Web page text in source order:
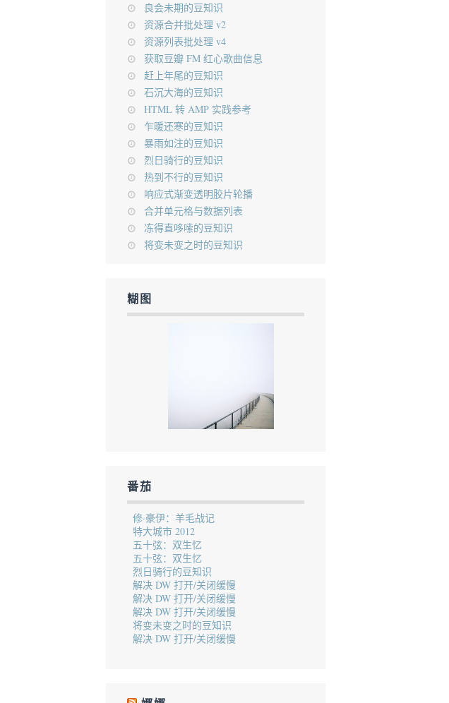
良会未期的豆知识
资源合并批处理 v2
资源列表批处理 v4
获取豆瓣 FM 红心歌曲信息
赶上年尾的豆知识
石沉大海的豆知识
HTML 转 AMP 实践参考
乍暖还寒的豆知识
暴雨如注的豆知识
烈日骑行的豆知识
热到不行的豆知识
响应式渐变透明胶片轮播
合并单元格与数据列表
冻得直哆嗦的豆知识
将变未变之时的豆知识
糊图
番茄
修·豪伊：羊毛战记
特大城市 2012
五十弦：双生忆
五十弦：双生忆
烈日骑行的豆知识
解决 DW 打开/关闭缓慢
解决 DW 打开/关闭缓慢
解决 DW 打开/关闭缓慢
将变未变之时的豆知识
解决 DW 打开/关闭缓慢